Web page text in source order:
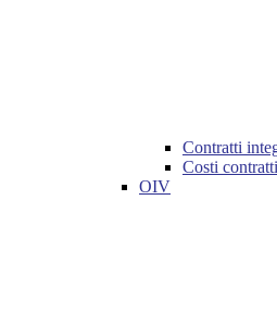
Contratti
Costi
OIV